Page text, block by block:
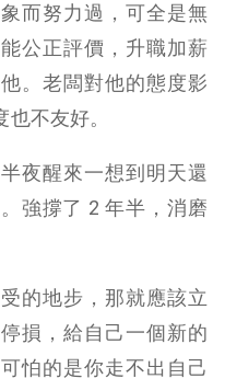
而努力過，可全是無
公正評價，升職加薪
。老闆對他的態度影
不友好。
夜醒來一想到明天還
強撐了 2 年半，消磨
的地步，那就應該立
損，給自己一個新的
怕的是你走不出自己